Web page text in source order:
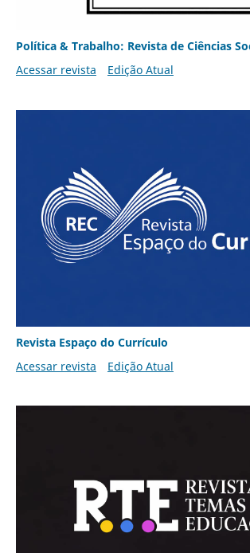
Política & Trabalho: Revista de Ciências
Acessar revista
Edição Atual
Revista Espaço do Currículo
Acessar revista
Edição Atual